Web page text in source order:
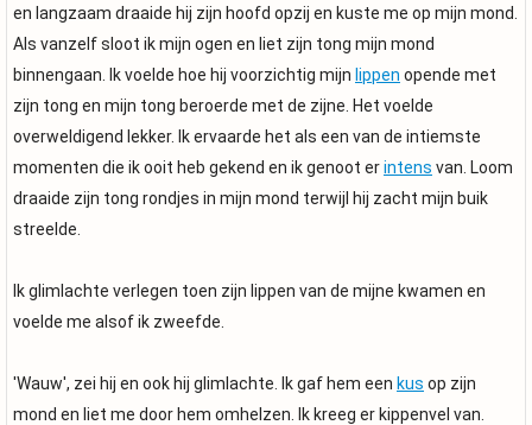
en langzaam draaide hij zijn hoofd opzij en kuste me op mijn mond.
Als vanzelf sloot ik mijn ogen en liet zijn tong mijn mond
binnengaan. Ik voelde hoe hij voorzichtig mijn lippen opende met
zijn tong en mijn tong beroerde met de zijne. Het voelde
overweldigend lekker. Ik ervaarde het als een van de intiemste
momenten die ik ooit heb gekend en ik genoot erintens van. Loom
draaide zijn tong rondjes in mijn mond terwijl hij zacht mijn buik
streelde.
Ik glimlachte verlegen toen zijn lippen van de mijne kwamen en
voelde me alsof ik zweefde.
'Wauw', zei hij en ook hij glimlachte. Ik gaf hem een kus op zijn
mond en liet me door hem omhelzen. Ik kreeg er kippenvel van.